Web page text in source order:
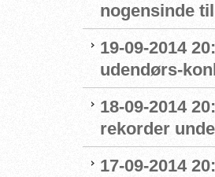
nogensinde
19-09-2014
udendørs-
18-09-2014
rekorder
17-09-2014